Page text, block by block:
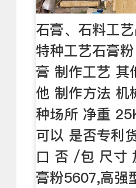
石膏、石料工
特种工艺石膏
膏 制作工艺 其
他 制作方法 机
种场所 净重
可以 是否专利
口 否 /包 尺寸
膏粉5607,高强